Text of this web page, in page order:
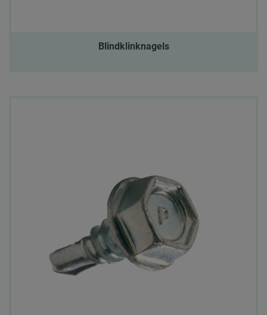
Blindklinknagels